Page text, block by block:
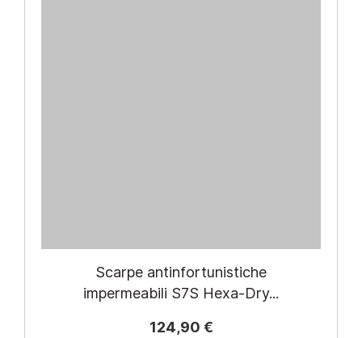
Scarpe antinfortunistiche
impermeabili S7S Hexa-Dry...
124,90 €